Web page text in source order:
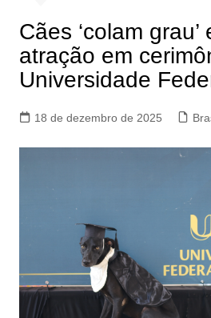
Cães ‘colam grau’
atração em
Universidade
18 de dezembro de 2025